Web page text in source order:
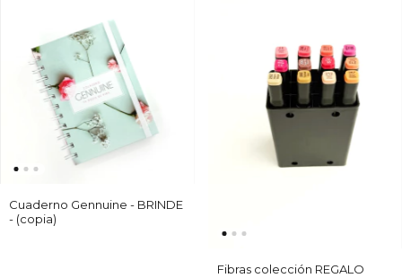
Cuaderno Gennuine - BRINDE
- (copia)
Fibras colección REGALO